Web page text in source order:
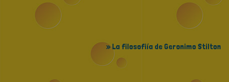
» La filosofiía de Geronimo Stilton